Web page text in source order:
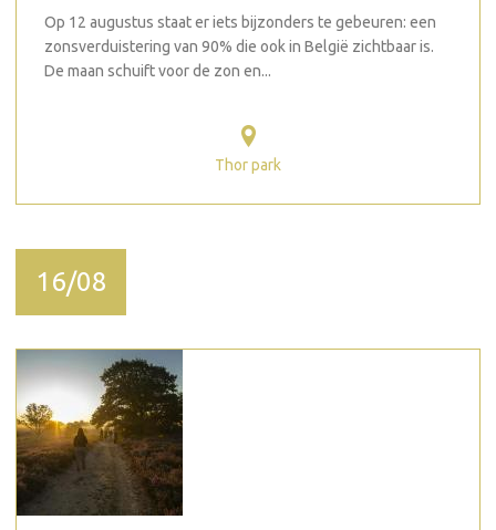
Op 12 augustus staat er iets bijzonders te gebeuren: een
zonsverduistering van 90% die ook in België zichtbaar is.
De maan schuift voor de zon en...
Thor park
16/08